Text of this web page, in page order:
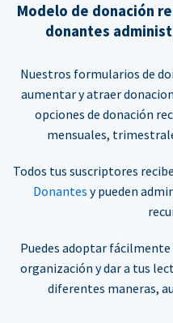
Modelo de donación
donantes
Nuestros formularios de
aumentar y atraer
opciones de donación
mensuales,
Todos tus suscriptores
Donantes y pueden
Puedes adoptar
organización y dar a tus
diferentes maneras,